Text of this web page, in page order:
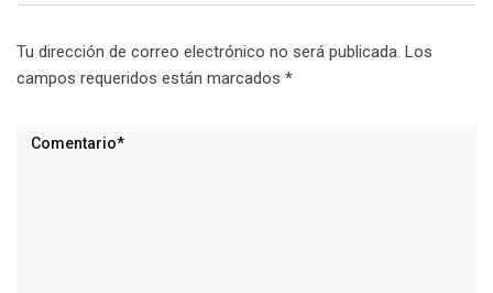
Tu dirección de correo electrónico no será publicada. Los
campos requeridos están marcados *